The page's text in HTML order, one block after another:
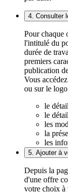
4. Consulter
Pour chaque
l'intitulé du
durée de
premiers
publication
Vous
ou sur le
le
le
les
la
les
5. Ajouter à
Depuis la
d'une offre
votre choix à